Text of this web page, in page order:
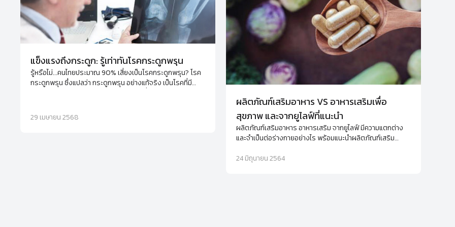
แข็งแรงถึงกระดูก: รู้เท่าทันโรคกระดูกพรุน
รู้หรือไม่...คนไทยประมาณ 90% เสี่ยงเป็นโรคกระดูกพรุน? โรค
กระดูกพรุน ซึ่งแปลว่า กระดูกพรุน อย่างแท้จริง เป็นโรคที่มี
29 เมษายน 2568
ผลิตภัณฑ์เสริมอาหาร VS อาหารเสริมเพื่อ
สุขภาพ และจากยูไลฟ์ที่แนะนำ
ผลิตภัณฑ์เสริมอาหาร อาหารเสริม จากยูไลฟ์ มีความแตกต่าง
และจำเป็นต่อร่างกายอย่างไร พร้อมแนะนำผลิตภัณฑ์เสริม
24 มิถุนายน 2564